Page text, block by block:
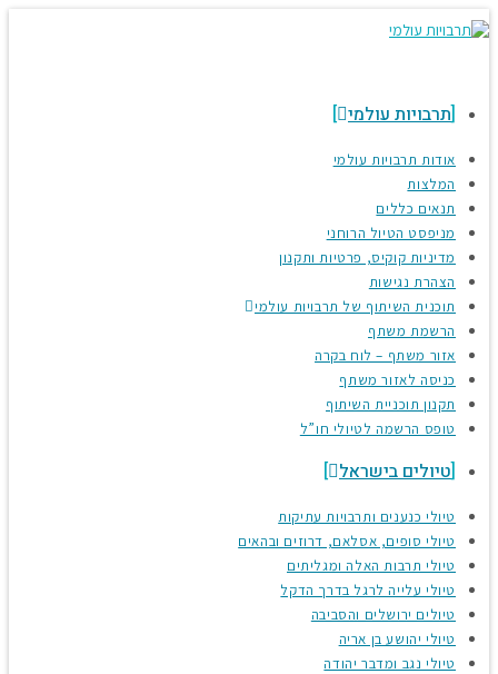
תרבויות עולמי
אודות תרבויות עולמי
המלצות
תנאים כללים
מניפסט הטיול הרוחני
מדיניות קוקיס, פרטיות ותקנון
הצהרת נגישות
תוכנית השיתוף של תרבויות עולמי
הרשמת משתף
אזור משתף – לוח בקרה
כניסה לאזור משתף
תקנון תוכניית השיתוף
טופס הרשמה לטיולי חו”ל
טיולים בישראל
טיולי כנענים ותרבויות עתיקות
טיולי סופים, אסלאם, דרוזים ובהאים
טיולי תרבות האלה ומגליתים
טיולי עלייה לרגל בדרך הדקל
טיולים ירושלים והסביבה
טיולי יהושע בן אריה
טיולי נגב ומדבר יהודה